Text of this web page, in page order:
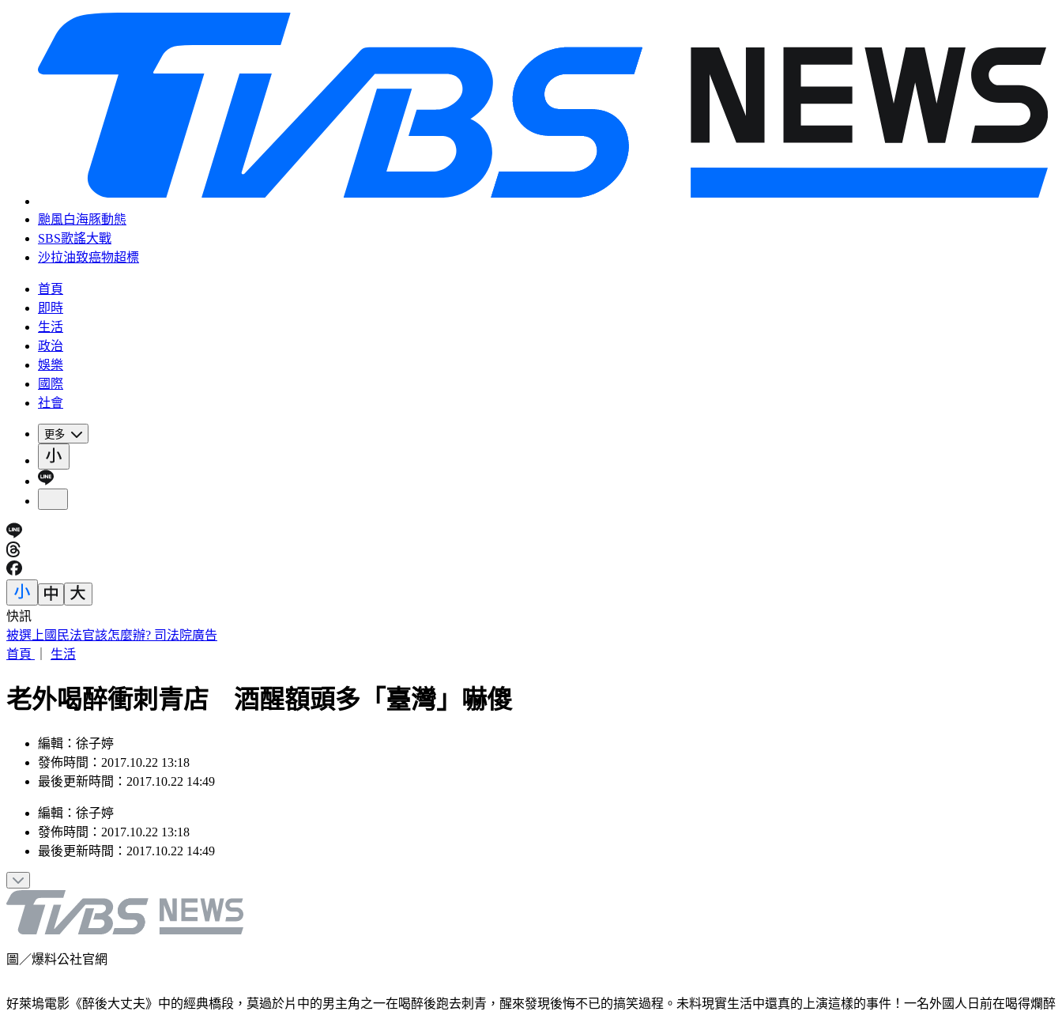
颱風白海豚動態
SBS歌謠大戰
沙拉油致癌物超標
首頁
即時
生活
政治
娛樂
國際
社會
更多
快訊
白海豚明逼近家門！「豪雨熱區」曝光 東部高溫36度
首頁
生活
老外喝醉衝刺青店 酒醒額頭多「臺灣」嚇傻
編輯：徐子婷
發佈時間：2017.10.22 13:18
最後更新時間：2017.10.22 14:49
編輯 ： 徐子婷
發佈時間： 2017.10.22 13:18
最後更新時間： 2017.10.22 14:49
圖／爆料公社官網
好萊塢電影《醉後大丈夫》中的經典橋段，莫過於片中的男主角之一在喝醉後跑去刺青，醒來發現後悔不已的搞笑過程。未料現實生活中還真的上演這樣的事件！一名外國人日前在喝得爛醉